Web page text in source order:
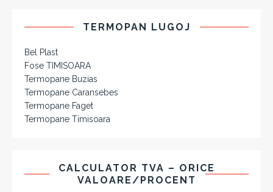
TERMOPAN LUGOJ
Bel Plast
Fose TIMISOARA
Termopane Buzias
Termopane Caransebes
Termopane Faget
Termopane Timisoara
CALCULATOR TVA – ORICE
VALOARE/PROCENT